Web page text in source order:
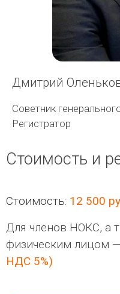
Дмитрий
Советник
Регистратор
Стоимость и
Стоимость: 12 500
Для членов НОКС, а
физическим лицом —
НДС 5%)